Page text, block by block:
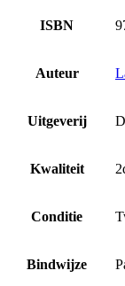
ISBN
Auteur
Uitgeverij
Kwaliteit
Conditie
Bindwijze